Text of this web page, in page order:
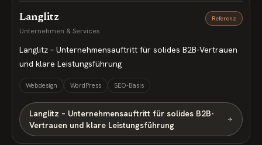
Langlitz
Unternehmen & Services
Referenz
Langlitz – Unternehmensauftritt für solides B2B-Vertrauen
und klare Leistungsführung
Webdesign WordPress SEO-Basis
Langlitz – Unternehmensauftritt für solides B2B-
Vertrauen und klare Leistungsführung